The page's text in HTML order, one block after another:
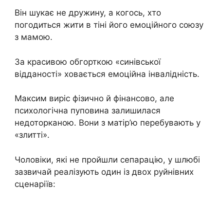
Він шукає не дружину, а когось, хто
погодиться жити в тіні його емоційного союзу
з мамою.
За красивою обгорткою «синівської
відданості» ховається емоційна інвалідність.
Максим виріс фізично й фінансово, але
психологічна пуповина залишилася
недоторканою. Вони з матір’ю перебувають у
«злитті».
Чоловіки, які не пройшли сепарацію, у шлюбі
зазвичай реалізують один із двох руйнівних
сценаріїв: